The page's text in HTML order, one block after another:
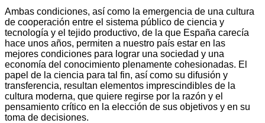
Ambas condiciones, así como la emergencia de una cultura
de cooperación entre el sistema público de ciencia y
tecnología y el tejido productivo, de la que España carecía
hace unos años, permiten a nuestro país estar en las
mejores condiciones para lograr una sociedad y una
economía del conocimiento plenamente cohesionadas. El
papel de la ciencia para tal fin, así como su difusión y
transferencia, resultan elementos imprescindibles de la
cultura moderna, que quiere regirse por la razón y el
pensamiento crítico en la elección de sus objetivos y en su
toma de decisiones.